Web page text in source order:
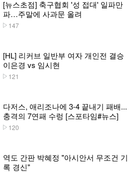
[뉴스초점] 축구협회 '성 접대' 일파만
파…주말에 사과문 올려
147
[HL] 리커브 일반부 여자 개인전 결승
이은경 vs 임시현
121
다저스, 애리조나에 3-4 끝내기 패배...
충격의 7연패 수렁 [스포타임#뉴스]
120
역도 간판 박혜정 "아시안서 무조건 기
록 경신"